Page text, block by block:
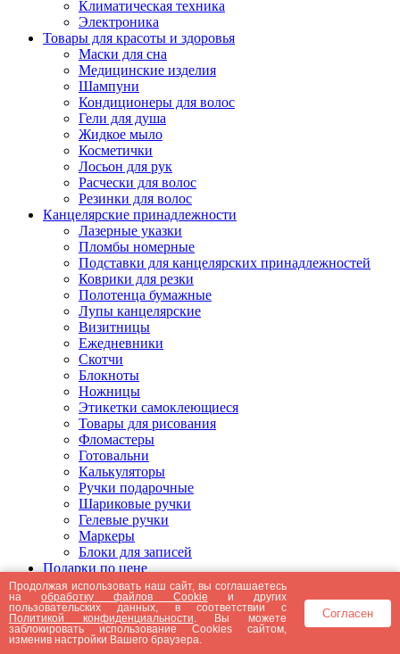
Климатическая техника
Электроника
Товары для красоты и здоровья
Маски для сна
Медицинские изделия
Шампуни
Кондиционеры для волос
Гели для душа
Жидкое мыло
Косметички
Лосьон для рук
Расчески для волос
Резинки для волос
Канцелярские принадлежности
Лазерные указки
Пломбы номерные
Подставки для канцелярских принадлежностей
Коврики для резки
Полотенца бумажные
Лупы канцелярские
Визитницы
Ежедневники
Скотчи
Блокноты
Ножницы
Этикетки самоклеющиеся
Товары для рисования
Фломастеры
Готовальни
Калькуляторы
Ручки подарочные
Шариковые ручки
Гелевые ручки
Маркеры
Блоки для записей
Подарки по цене
Подарки от 5000 рублей
Подарки до 5000 рублей
Подарки до 3000 рублей
Подарки до 2000 рублей
Подарки до 1000 рублей
Продолжая использовать наш сайт, вы соглашаетесь
наобработку файлов Cookie и других
пользовательских данных, в соответствии с
Политикой конфиденциальности . Вы можете
заблокировать использование Cookies сайтом,
изменив настройки Вашего браузера.
Согласен